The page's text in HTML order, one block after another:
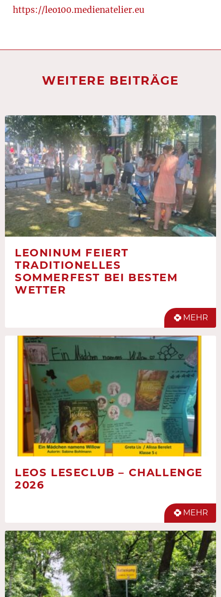
https://leo100.medienatelier.eu
WEITERE BEITRÄGE
LEONINUM FEIERT
TRADITIONELLES
SOMMERFEST BEI BESTEM
WETTER
MEHR
LEOS LESECLUB – CHALLENGE
2026
MEHR